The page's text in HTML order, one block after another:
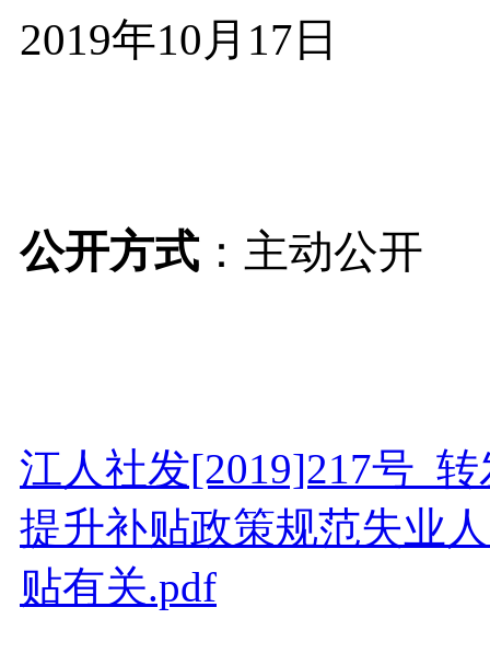
2019年10月17日
公开方式 ：主动公开
江人社发[2019]217号_
提升补贴政策规范失业
贴有关.pdf